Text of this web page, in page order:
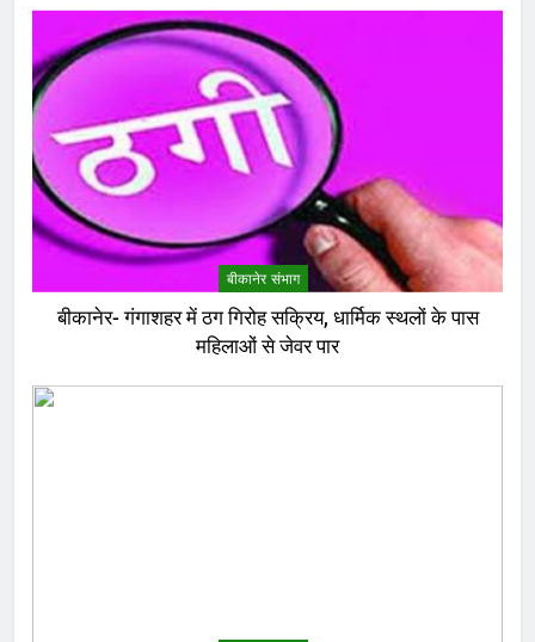
बीकानेर संभाग
बीकानेर- गंगाशहर में ठग गिरोह सक्रिय, धार्मिक स्थलों के पास
महिलाओं से जेवर पार